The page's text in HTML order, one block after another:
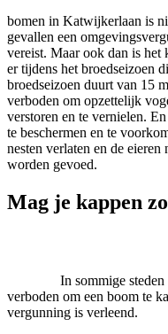
bomen in Katwijkerlaan is
gevallen een
vereist. Maar ook dan is het
er tijdens het broedseizoen
broedseizoen duurt van 15
verboden om opzettelijk
verstoren en te vernielen.
te beschermen en te
nesten verlaten en de
worden gevoed.
Mag je kappen
In sommige
verboden om een boom te
vergunning is verleend.